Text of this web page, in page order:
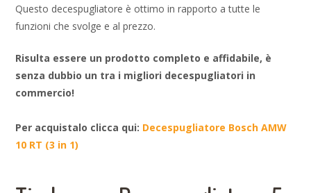
Questo decespugliatore è ottimo in rapporto a tutte le
funzioni che svolge e al prezzo.
Risulta essere un prodotto completo e affidabile, è
senza dubbio un tra i migliori decespugliatori in
commercio!
Per acquistalo clicca qui: Decespugliatore Bosch AMW
10 RT (3 in 1)